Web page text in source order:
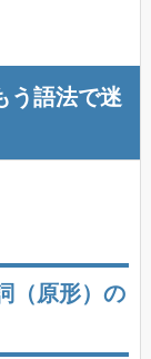
う語法で迷
（原形）の